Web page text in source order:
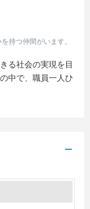
持つ仲間がいます。
る社会の実現を目
中で、職員一人ひ